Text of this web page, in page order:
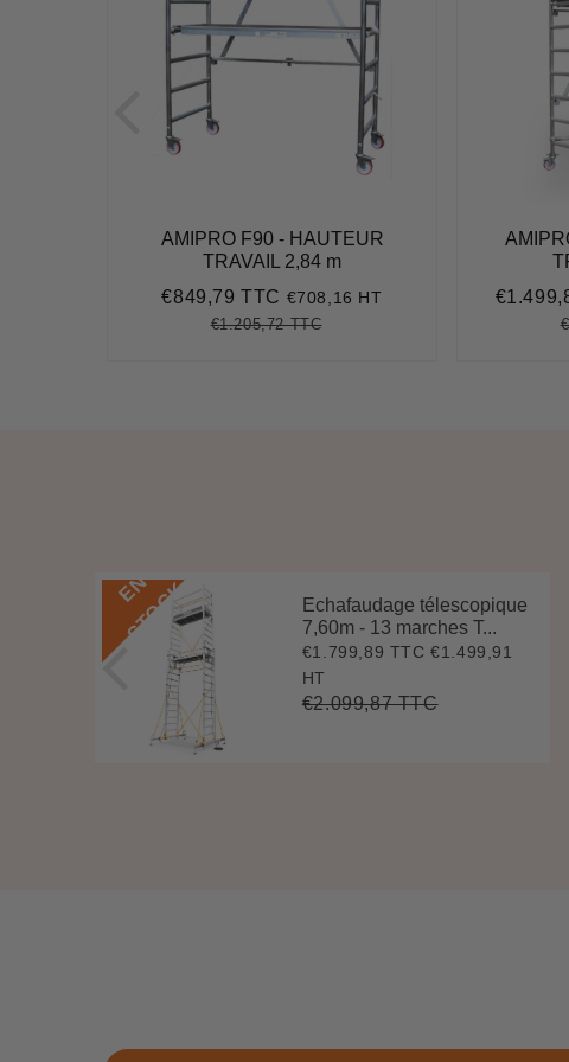
AMIPRO F90 - HAUTEUR
TRAVAIL 2,84 m
Prix
€849,79 TTC €849,79
€708,16 HT
Prix
€1.205,72 TTC€1.205,72
Prix
E
N
S
T
O
C
K
Echafaudage télescopique
7,60m - 13 marches T...
Prix
réduit
€1.799,89 TTC€1.799,89
€1.499,91
HT
Prix
€2.099,87 TTC€2.099,87